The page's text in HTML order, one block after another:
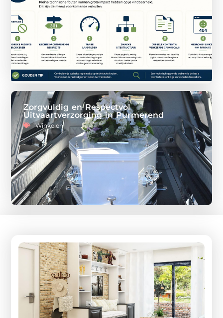
Zorgvuldig en Respectvol
Uitvaartverzorging in Purmerend
Winkelen